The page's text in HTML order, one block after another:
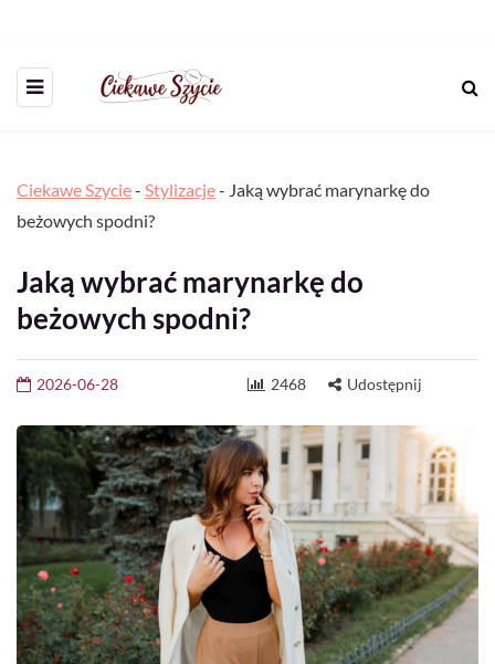
Ciekawe Szycie- Stylizacje- Jaką wybrać marynarkę do
beżowych spodni?
Jaką wybrać marynarkę do
beżowych spodni?
2026-06-28 2468 Udostępnij